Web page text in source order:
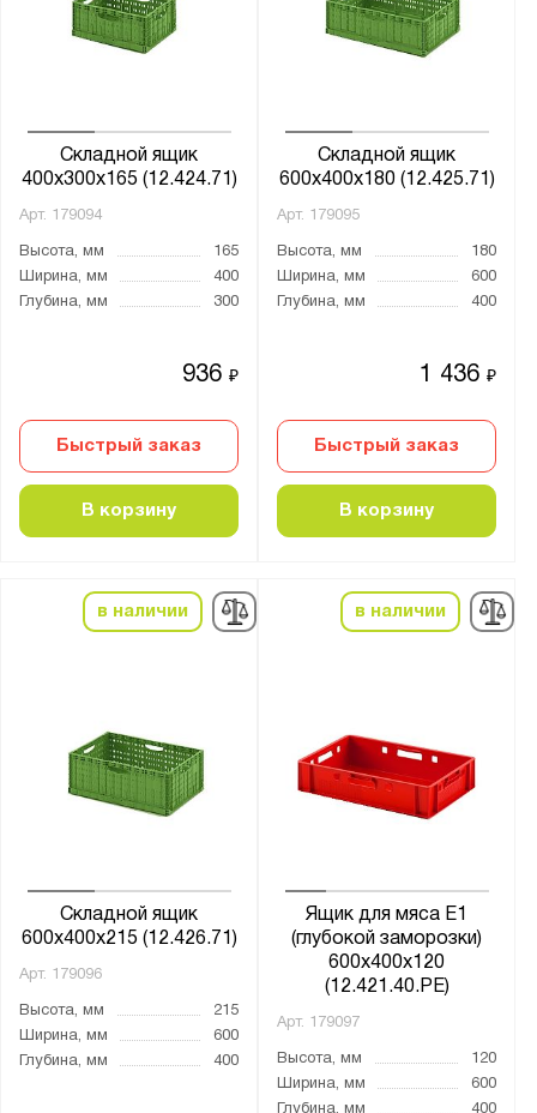
Складной ящик
400х300х165 (12.424.71)
Арт. 179094
Высота, мм
165
Ширина, мм
400
Глубина, мм
300
936₽
Быстрый заказ
В корзину
Складной ящик
600х400х180 (12.425.71)
Арт. 179095
Высота, мм
180
Ширина, мм
600
Глубина, мм
400
1 436₽
Быстрый заказ
В корзину
в наличии
Складной ящик
600х400х215 (12.426.71)
Арт. 179096
Высота, мм
215
Ширина, мм
600
Глубина, мм
400
в наличии
Ящик для мяса Е1
(глубокой заморозки)
600х400х120
(12.421.40.PE)
Арт. 179097
Высота, мм
120
Ширина, мм
600
Глубина, мм
400